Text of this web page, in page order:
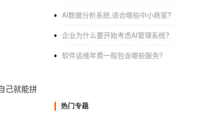
己就能拼
AI数据分析系统,适合哪些中小商家?
企业为什么要开始考虑AI管理系统?
软件运维年费一般包含哪些服务?
热门专题